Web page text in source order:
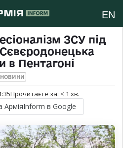
EN
ЗСУ під
в Пентагоні
НОВИНИ
Прочитаєте за: < 1 хв.
АрміяInform в Google